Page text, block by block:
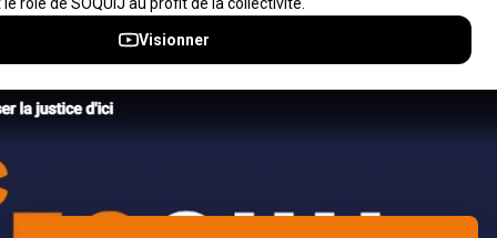
À propos
Nétiquette
Notifications et fils RSS